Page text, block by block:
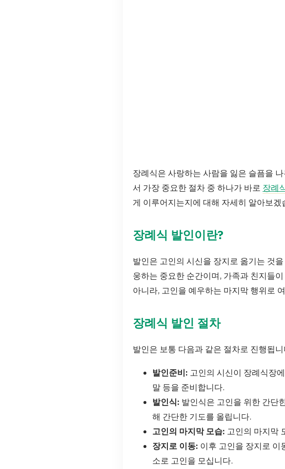
장례식은 사랑하는 사람을 잃은 슬픔을
서 가장 중요한 절차 중 하나가 바로 장례
게 이루어지는지에 대해 자세히 알아보겠
장례식 발인이란?
발인은 고인의 시신을 장지로 옮기는 것
웅하는 중요한 순간이며, 가족과 친지들
아니라, 고인을 예우하는 마지막 행위로
장례식 발인 절차
발인은 보통 다음과 같은 절차로 진행됩니
발인준비: 고인의 시신이 장례식장
말 등을 준비합니다.
발인식: 발인식은 고인을 위한 간단
해 간단한 기도를 올립니다.
고인의 마지막 모습: 고인의 마지막
장지로 이동: 이후 고인을 장지로 이
소로 고인을 모십니다.